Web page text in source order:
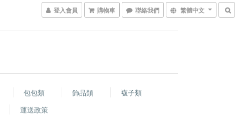
登入會員 購物車 聯絡我們 繁體中文
包包類 飾品類
襪子類
運送政策